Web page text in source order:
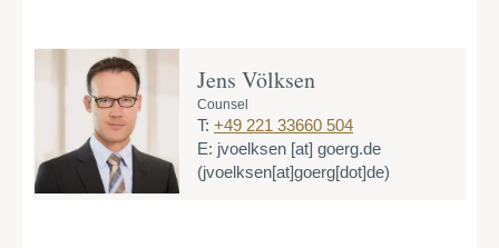
Jens Völksen
Counsel
T: +49 221 33660 504
E: jvoelksen [at] goerg.de
(jvoelksen[at]goerg[dot]de)